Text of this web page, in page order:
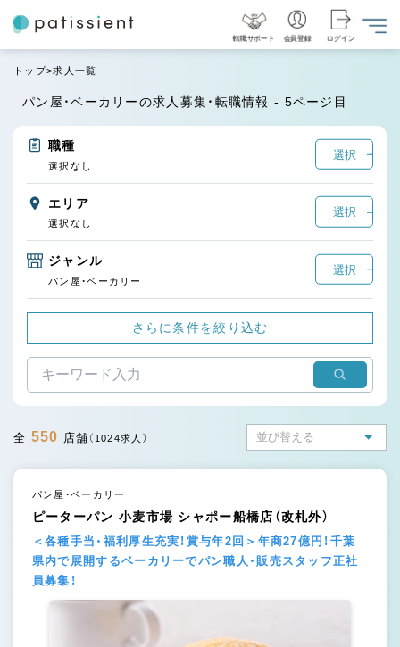
転職サポート 会員登録 ログイン
トップ 求人一覧
パン屋・ベーカリーの求人募集・転職情報 - 5ページ目
職種
選択
選択なし
エリア
選択
選択なし
ジャンル
選択
パン屋・ベーカリー
さらに条件を絞り込む
全 550 店舗 （1024求人）
パン屋・ベーカリー
ピーターパン 小麦市場 シャポー船橋店（改札外）
＜各種手当・福利厚生充実！賞与年2回＞年商27億円！千葉
県内で展開するベーカリーでパン職人・販売スタッフ正社
員募集！